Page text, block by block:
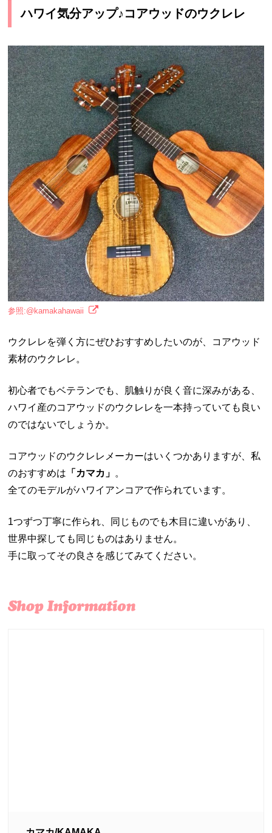
ハワイ気分アップ♪コアウッドのウクレレ
参照:@kamakahawaii
ウクレレを弾く方にぜひおすすめしたいのが、コアウッド
素材のウクレレ。
初心者でもベテランでも、肌触りが良く音に深みがある、
ハワイ産のコアウッドのウクレレを一本持っていても良い
のではないでしょうか。
コアウッドのウクレレメーカーはいくつかありますが、私
のおすすめは 「カマカ」 。
全てのモデルがハワイアンコアで作られています。
1つずつ丁寧に作られ、同じものでも木目に違いがあり、
世界中探しても同じものはありません。
手に取ってその良さを感じてみてください。